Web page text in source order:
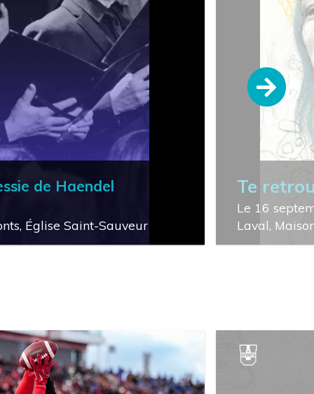
de Haendel
Église Saint-Sauveur
Te
Le 16
Laval,